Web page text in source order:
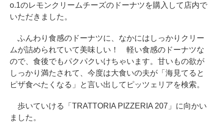
o.1のレモンクリームチーズのドーナツを購入して店内で
いただきました。
ふんわり食感のドーナツに、なかにはしっかりクリー
ムが詰められていて美味しい！ 軽い食感のドーナツな
ので、食後でもパクパクいけちゃいます。甘いもの欲が
しっかり満たされて、今度は大食いの夫が「海見てると
ピザ食べたくなる」と言い出してピッツェリアを検索。
歩いていける「TRATTORIA PIZZERIA 207」に向かい
ました。